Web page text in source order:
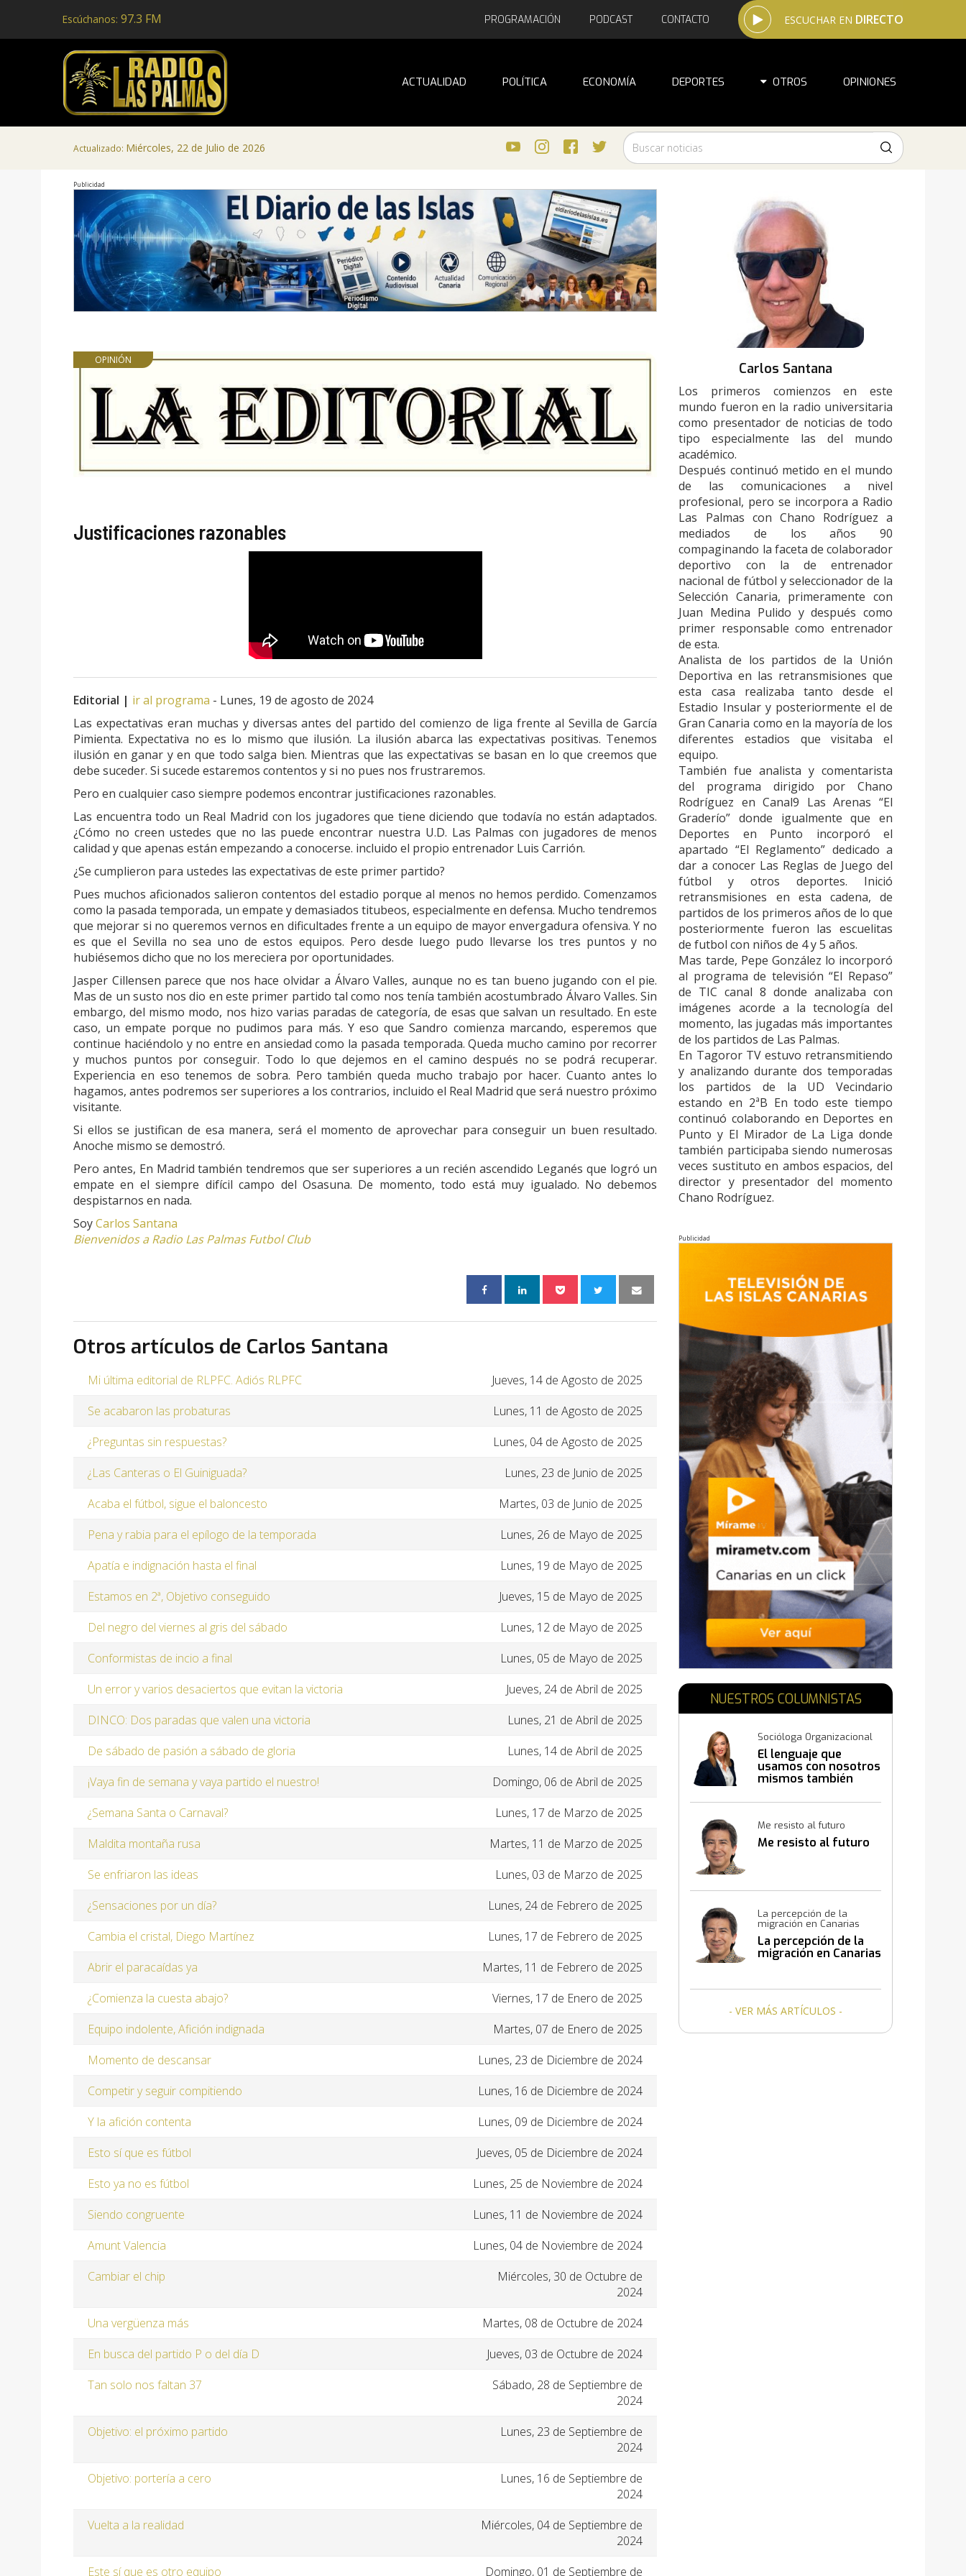
Escúchanos: 97.3 FM ESCUCHAR EN DIRECTO
PROGRAMACIÓN PODCAST CONTACTO
ACTUALIDAD POLÍTICA ECONOMÍA DEPORTES OTROS OPINIONES
Actualizado: Miércoles, 22 de Julio de 2026
Publicidad
OPINIÓN
Justificaciones razonables
Editorial | ir al programa - Lunes, 19 de agosto de 2024
Las expectativas eran muchas y diversas antes del partido del comienzo de liga frente al Sevilla de García
Pimienta. Expectativa no es lo mismo que ilusión. La ilusión abarca las expectativas positivas. Tenemos
ilusión en ganar y en que todo salga bien. Mientras que las expectativas se basan en lo que creemos que
debe suceder. Si sucede estaremos contentos y si no pues nos frustraremos.
Pero en cualquier caso siempre podemos encontrar justificaciones razonables.
Las encuentra todo un Real Madrid con los jugadores que tiene diciendo que todavía no están adaptados.
¿Cómo no creen ustedes que no las puede encontrar nuestra U.D. Las Palmas con jugadores de menos
calidad y que apenas están empezando a conocerse. incluido el propio entrenador Luis Carrión.
¿Se cumplieron para ustedes las expectativas de este primer partido?
Pues muchos aficionados salieron contentos del estadio porque al menos no hemos perdido. Comenzamos
como la pasada temporada, un empate y demasiados titubeos, especialmente en defensa. Mucho tendremos
que mejorar si no queremos vernos en dificultades frente a un equipo de mayor envergadura ofensiva. Y no
es que el Sevilla no sea uno de estos equipos. Pero desde luego pudo llevarse los tres puntos y no
hubiésemos dicho que no los mereciera por oportunidades.
Jasper Cillensen parece que nos hace olvidar a Álvaro Valles, aunque no es tan bueno jugando con el pie.
Mas de un susto nos dio en este primer partido tal como nos tenía también acostumbrado Álvaro Valles. Sin
embargo, del mismo modo, nos hizo varias paradas de categoría, de esas que salvan un resultado. En este
caso, un empate porque no pudimos para más. Y eso que Sandro comienza marcando, esperemos que
continue haciéndolo y no entre en ansiedad como la pasada temporada. Queda mucho camino por recorrer
y muchos puntos por conseguir. Todo lo que dejemos en el camino después no se podrá recuperar.
Experiencia en eso tenemos de sobra. Pero también queda mucho trabajo por hacer. Cuanto antes lo
hagamos, antes podremos ser superiores a los contrarios, incluido el Real Madrid que será nuestro próximo
visitante.
Si ellos se justifican de esa manera, será el momento de aprovechar para conseguir un buen resultado.
Anoche mismo se demostró.
Pero antes, En Madrid también tendremos que ser superiores a un recién ascendido Leganés que logró un
empate en el siempre difícil campo del Osasuna. De momento, todo está muy igualado. No debemos
despistarnos en nada.
SoyCarlos Santana
Bienvenidos a Radio Las Palmas Futbol Club
Otros artículos de Carlos Santana
Mi última editorial de RLPFC. Adiós RLPFC
Jueves, 14 de Agosto de 2025
Se acabaron las probaturas
Lunes, 11 de Agosto de 2025
¿Preguntas sin respuestas?
Lunes, 04 de Agosto de 2025
¿Las Canteras o El Guiniguada?
Lunes, 23 de Junio de 2025
Acaba el fútbol, sigue el baloncesto
Martes, 03 de Junio de 2025
Pena y rabia para el epílogo de la temporada
Lunes, 26 de Mayo de 2025
Apatía e indignación hasta el final
Lunes, 19 de Mayo de 2025
Estamos en 2ª, Objetivo conseguido
Jueves, 15 de Mayo de 2025
Del negro del viernes al gris del sábado
Lunes, 12 de Mayo de 2025
Conformistas de incio a final
Lunes, 05 de Mayo de 2025
Un error y varios desaciertos que evitan la victoria
Jueves, 24 de Abril de 2025
DINCO: Dos paradas que valen una victoria
Lunes, 21 de Abril de 2025
De sábado de pasión a sábado de gloria
Lunes, 14 de Abril de 2025
¡Vaya fin de semana y vaya partido el nuestro!
Domingo, 06 de Abril de 2025
¿Semana Santa o Carnaval?
Lunes, 17 de Marzo de 2025
Maldita montaña rusa
Martes, 11 de Marzo de 2025
Se enfriaron las ideas
Lunes, 03 de Marzo de 2025
¿Sensaciones por un día?
Lunes, 24 de Febrero de 2025
Cambia el cristal, Diego Martínez
Lunes, 17 de Febrero de 2025
Abrir el paracaídas ya
Martes, 11 de Febrero de 2025
¿Comienza la cuesta abajo?
Viernes, 17 de Enero de 2025
Equipo indolente, Afición indignada
Martes, 07 de Enero de 2025
Momento de descansar
Lunes, 23 de Diciembre de 2024
Competir y seguir compitiendo
Lunes, 16 de Diciembre de 2024
Y la afición contenta
Lunes, 09 de Diciembre de 2024
Esto sí que es fútbol
Jueves, 05 de Diciembre de 2024
Esto ya no es fútbol
Lunes, 25 de Noviembre de 2024
Siendo congruente
Lunes, 11 de Noviembre de 2024
Amunt Valencia
Lunes, 04 de Noviembre de 2024
Cambiar el chip
Miércoles, 30 de Octubre de
2024
Una vergüenza más
Martes, 08 de Octubre de 2024
En busca del partido P o del día D
Jueves, 03 de Octubre de 2024
Tan solo nos faltan 37
Sábado, 28 de Septiembre de
2024
Objetivo: el próximo partido
Lunes, 23 de Septiembre de
2024
Objetivo: portería a cero
Lunes, 16 de Septiembre de
2024
Vuelta a la realidad
Miércoles, 04 de Septiembre de
2024
Este sí que es otro equipo
Domingo, 01 de Septiembre de
Carlos Santana
Los primeros comienzos en este
mundo fueron en la radio universitaria
como presentador de noticias de todo
tipo especialmente las del mundo
académico.
Después continuó metido en el mundo
de las comunicaciones a nivel
profesional, pero se incorpora a Radio
Las Palmas con Chano Rodríguez a
mediados de los años 90
compaginando la faceta de colaborador
deportivo con la de entrenador
nacional de fútbol y seleccionador de la
Selección Canaria, primeramente con
Juan Medina Pulido y después como
primer responsable como entrenador
de esta.
Analista de los partidos de la Unión
Deportiva en las retransmisiones que
esta casa realizaba tanto desde el
Estadio Insular y posteriormente el de
Gran Canaria como en la mayoría de los
diferentes estadios que visitaba el
equipo.
También fue analista y comentarista
del programa dirigido por Chano
Rodríguez en Canal9 Las Arenas “El
Graderío” donde igualmente que en
Deportes en Punto incorporó el
apartado “El Reglamento” dedicado a
dar a conocer Las Reglas de Juego del
fútbol y otros deportes. Inició
retransmisiones en esta cadena, de
partidos de los primeros años de lo que
posteriormente fueron las escuelitas
de futbol con niños de 4 y 5 años.
Mas tarde, Pepe González lo incorporó
al programa de televisión “El Repaso”
de TIC canal 8 donde analizaba con
imágenes acorde a la tecnología del
momento, las jugadas más importantes
de los partidos de Las Palmas.
En Tagoror TV estuvo retransmitiendo
y analizando durante dos temporadas
los partidos de la UD Vecindario
estando en 2ªB En todo este tiempo
continuó colaborando en Deportes en
Punto y El Mirador de La Liga donde
también participaba siendo numerosas
veces sustituto en ambos espacios, del
director y presentador del momento
Chano Rodríguez.
Publicidad
NUESTROS COLUMNISTAS
Socióloga Organizacional
El lenguaje que
usamos con nosotros
mismos también
Me resisto al futuro
Me resisto al futuro
La percepción de la
migración en Canarias
La percepción de la
migración en Canarias
- VER MÁS ARTÍCULOS -